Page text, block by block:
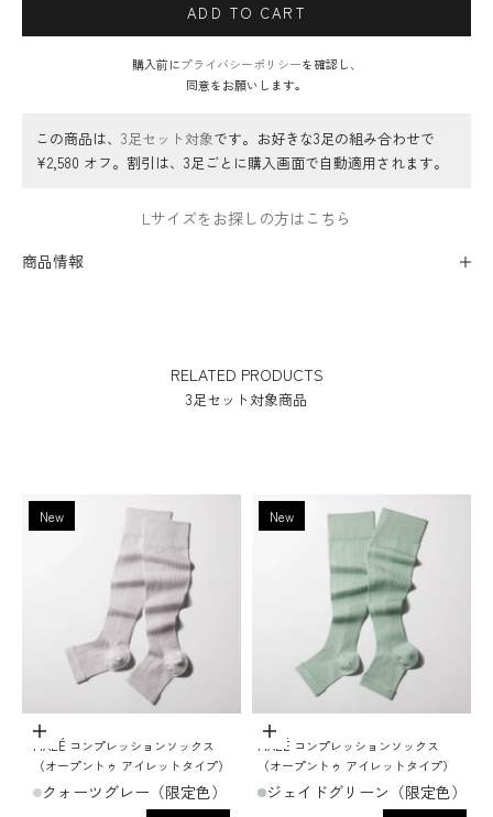
ADD TO CART
購入前にプライバシーポリシーを確認し、
同意をお願いします。
この商品は、 3足セット対象です。お好きな3足の組み合わせで
¥2,580 オフ。割引は、3足ごとに購入画面で自動適用されます。
Lサイズをお探しの方はこちら
商品情報
RELATED PRODUCTS
3足セット対象商品
New
ADD TO CART
MAEÉ コンプレッションソックス
（オープントゥ アイレットタイプ）
クォーツグレー（限定色）
New
ADD TO CART
MAEÉ コンプレッションソックス
（オープントゥ アイレットタイプ）
ジェイドグリーン（限定色）